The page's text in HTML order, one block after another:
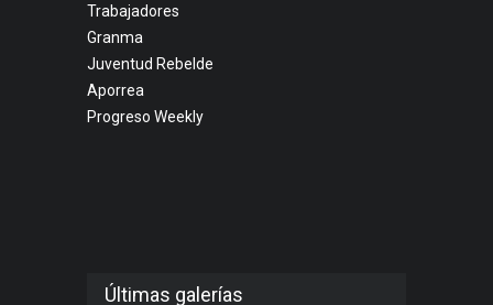
Trabajadores
Granma
Juventud Rebelde
Aporrea
Progreso Weekly
Últimas galerías